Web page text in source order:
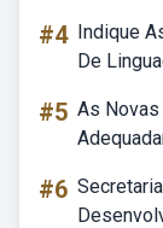
#4 Indique
De
#5 As
#6